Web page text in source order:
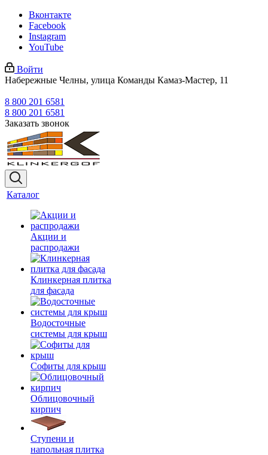
Вконтакте
Facebook
Instagram
YouTube
Войти
Набережные Челны, улица Команды Камаз-Мастер, 11
8 800 201 6581
8 800 201 6581
Заказать звонок
Каталог
Акции и
распродажи
Клинкерная плитка
для фасада
Водосточные
системы для крыш
Софиты для крыш
Облицовочный
кирпич
Ступени и
напольная плитка